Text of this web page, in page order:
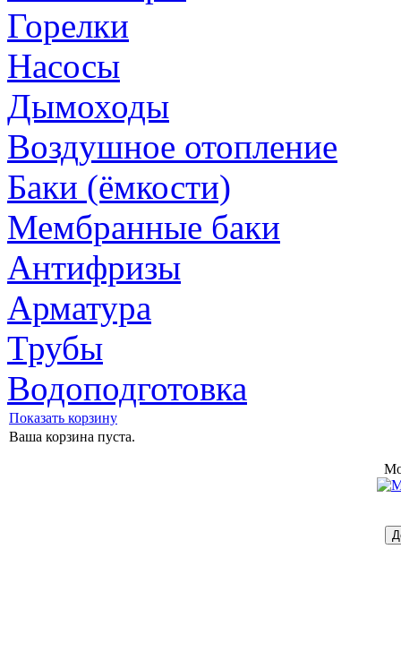
Горелки
Насосы
Дымоходы
Воздушное отопление
Баки (ёмкости)
Мембранные баки
Антифризы
Арматура
Трубы
Водоподготовка
Показать корзину
Ваша корзина пуста.